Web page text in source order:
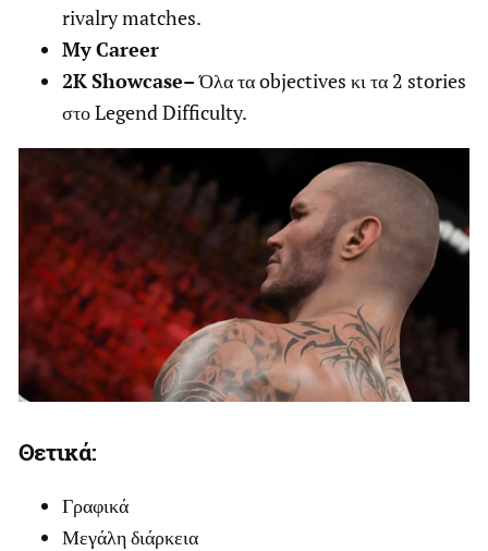
rivalry matches.
MyCareer
2KShowcase–Όλα τα objectives κι τα 2 stories
στο Legend Difficulty.
Θετικά:
Γραφικά
Μεγάλη διάρκεια